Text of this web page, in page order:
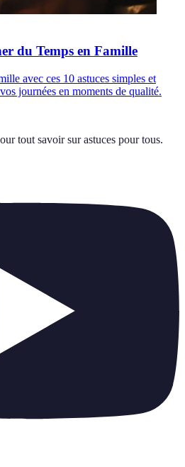
du Temps en Famille
avec ces 10 astuces simples et
journées en moments de qualité.
tout savoir sur astuces pour tous.